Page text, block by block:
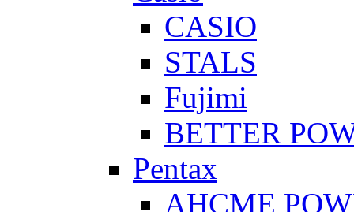
CASIO
STALS
Fujimi
BETTER
Pentax
AHCME